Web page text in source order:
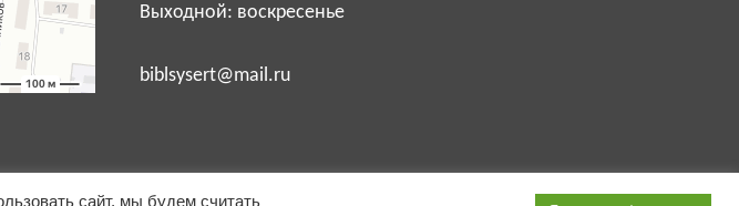
Выходной: воскресенье
biblsysert@mail.ru
сайт, мы будем считать